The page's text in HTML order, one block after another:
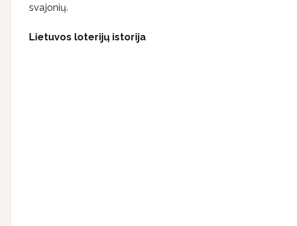
svajonių.
Lietuvos loterijų istorija